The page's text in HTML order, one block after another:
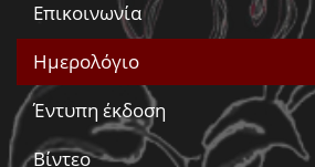
Επικοινωνία
Ημερολόγιο
Έντυπη έκδοση
Βίντεο